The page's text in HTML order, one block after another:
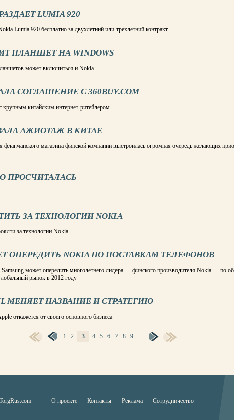
LUMIA 920
Lumia 920 бесплатно за двухлетний или трехлетний контракт
ПЛАНШЕТ НА WINDOWS
может включиться и Nokia
СОГЛАШЕНИЕ С 360BUY.COM
крупным китайским интернет-ритейлером
АЖИОТАЖ В КИТАЕ
магазина финской компании выстроилась огромная очередь желающих
ПРОСЧИТАЛАСЬ
ЗА ТЕХНОЛОГИИ NOKIA
за технологии Nokia
ОПЕРЕДИТЬ NOKIA ПО ПОСТАВКАМ ТЕЛЕФОНОВ
может опередить многолетнего лидера — финского производителя Nokia — по
рынок в 2012 году
МЕНЯЕТ НАЗВАНИЕ И СТРАТЕГИЮ
откажется от своего основного бизнеса
1 2 3 4 5 6 7 8 9 …
О проекте Контакты Реклама Сотрудничество